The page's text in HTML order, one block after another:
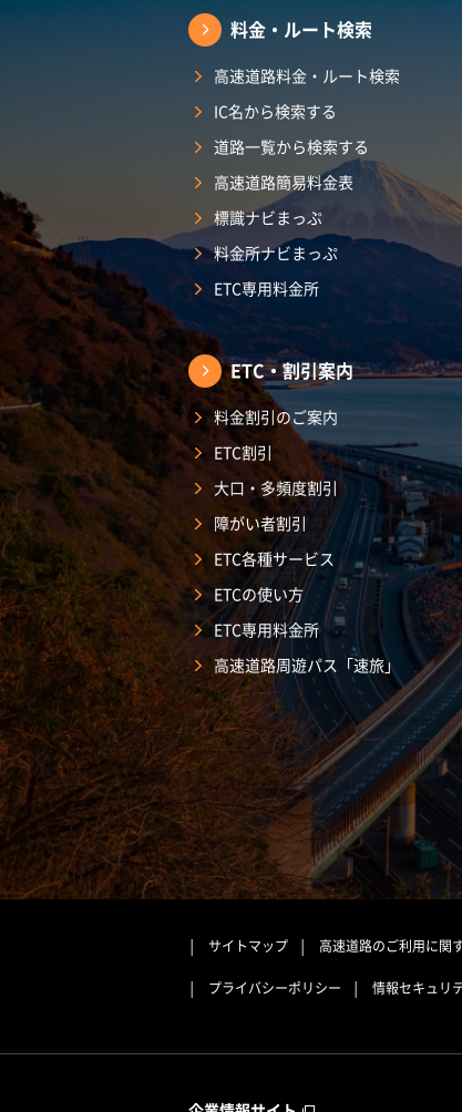
料金・ルート検索
高速道路料金・ルート検索
IC名から検索する
道路一覧から検索する
高速道路簡易料金表
標識ナビまっぷ
料金所ナビまっぷ
ETC専用料金所
ETC・割引案内
料金割引のご案内
ETC割引
大口・多頻度割引
障がい者割引
ETC各種サービス
ETCの使い方
ETC専用料金所
高速道路周遊パス「速旅」
サイトマップ 高速道路のご利用に関
プライバシーポリシー 情報セキュリ